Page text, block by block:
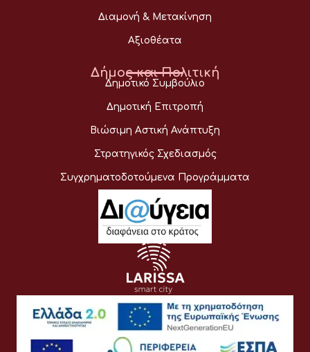
Διαμονή & Μετακίνηση
Αξιοθέατα
Δήμος και Πολιτική
Δημοτικό Συμβούλιο
Δημοτική Επιτροπή
Βιώσιμη Αστική Ανάπτυξη
Στρατηγικός Σχεδιασμός
Συγχρηματοδοτούμενα Προγράμματα